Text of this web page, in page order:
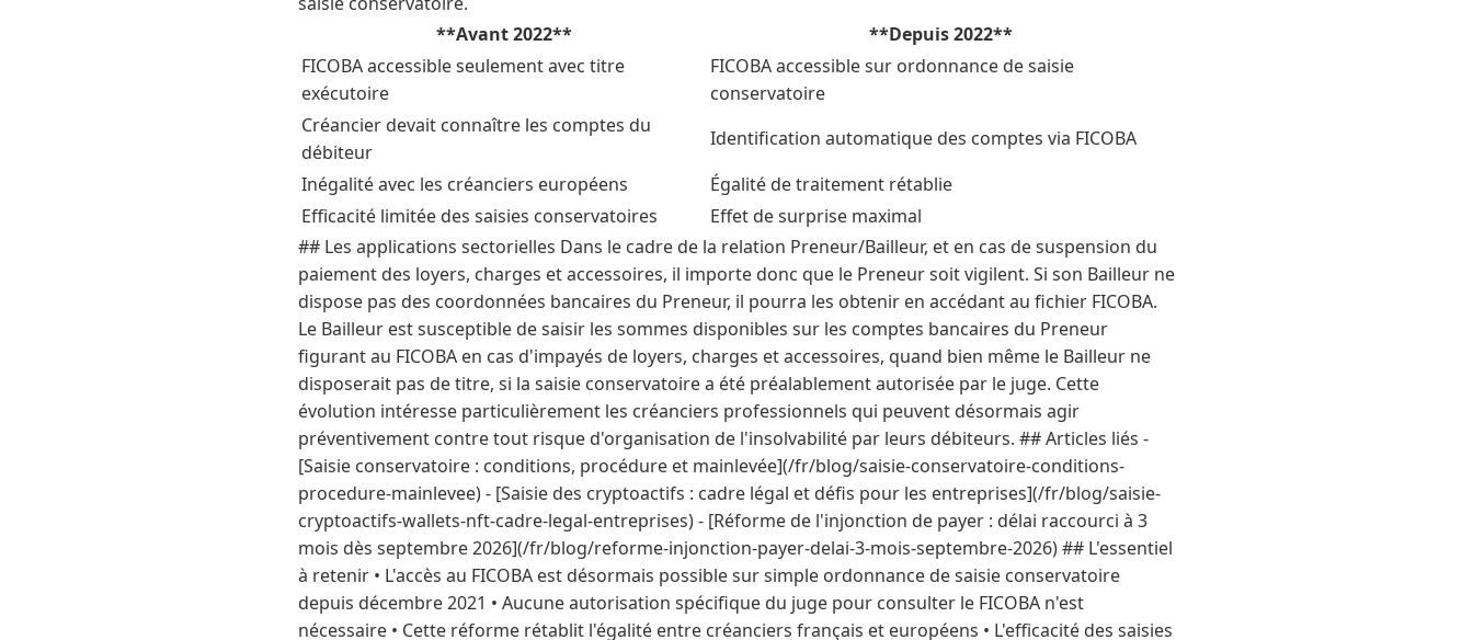
**Avant 2022**
**Depuis 2022**
FICOBA accessible seulement avec titre
exécutoire
FICOBA accessible sur ordonnance de saisie
conservatoire
Créancier devait connaître les comptes du
débiteur
Identification automatique des comptes via FICOBA
Inégalité avec les créanciers européens
Égalité de traitement rétablie
Efficacité limitée des saisies conservatoires
Effet de surprise maximal
## Les applications sectorielles Dans le cadre de la relation Preneur/Bailleur, et en cas de suspension du
paiement des loyers, charges et accessoires, il importe donc que le Preneur soit vigilent. Si son Bailleur ne
dispose pas des coordonnées bancaires du Preneur, il pourra les obtenir en accédant au fichier FICOBA.
Le Bailleur est susceptible de saisir les sommes disponibles sur les comptes bancaires du Preneur
figurant au FICOBA en cas d'impayés de loyers, charges et accessoires, quand bien même le Bailleur ne
disposerait pas de titre, si la saisie conservatoire a été préalablement autorisée par le juge. Cette
évolution intéresse particulièrement les créanciers professionnels qui peuvent désormais agir
préventivement contre tout risque d'organisation de l'insolvabilité par leurs débiteurs. ## Articles liés -
[Saisie conservatoire : conditions, procédure et mainlevée](/fr/blog/saisie-conservatoire-conditions-
procedure-mainlevee) - [Saisie des cryptoactifs : cadre légal et défis pour les entreprises](/fr/blog/saisie-
cryptoactifs-wallets-nft-cadre-legal-entreprises) - [Réforme de l'injonction de payer : délai raccourci à 3
mois dès septembre 2026](/fr/blog/reforme-injonction-payer-delai-3-mois-septembre-2026) ## L'essentiel
à retenir • L'accès au FICOBA est désormais possible sur simple ordonnance de saisie conservatoire
depuis décembre 2021 • Aucune autorisation spécifique du juge pour consulter le FICOBA n'est
nécessaire • Cette réforme rétablit l'égalité entre créanciers français et européens • L'efficacité des saisies